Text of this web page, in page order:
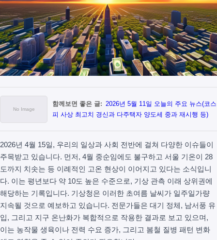
함께보면 좋은 글: 2026년 5월 11일 오늘의 주요 뉴스(코스
피 사상 최고치 경신과 다주택자 양도세 중과 재시행 등)
2026년 4월 15일, 우리의 일상과 사회 전반에 걸쳐 다양한 이슈들이
주목받고 있습니다. 먼저, 4월 중순임에도 불구하고 서울 기온이 28
도까지 치솟는 등 이례적인 고온 현상이 이어지고 있다는 소식입니
다. 이는 평년보다 약 10도 높은 수준으로, 기상 관측 이래 상위권에
해당하는 기록입니다. 기상청은 이러한 초여름 날씨가 일주일가량
지속될 것으로 예보하고 있습니다. 전문가들은 대기 정체, 남서풍 유
입, 그리고 지구 온난화가 복합적으로 작용한 결과로 보고 있으며,
이는 농작물 생육이나 전력 수요 증가, 그리고 봄철 질병 패턴 변화